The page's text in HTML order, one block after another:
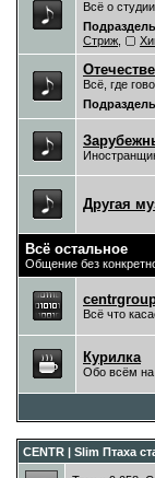
Всё о студии
Стриж
Всё, где
Другая
Всё остальное
Общение без
Всё что
Курилка
Обо всём на
CENTR | Slim Птаха